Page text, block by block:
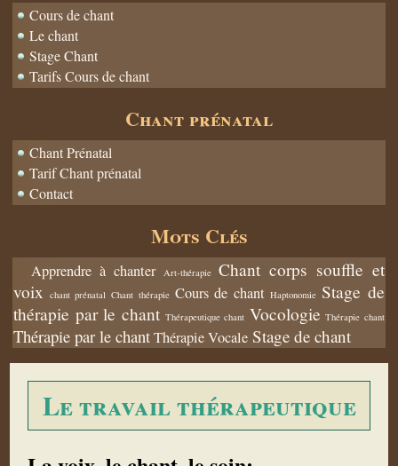
Cours de chant
Le chant
Stage Chant
Tarifs Cours de chant
Chant prénatal
Chant Prénatal
Tarif Chant prénatal
Contact
Mots Clés
Apprendre à chanter Art-thérapie
Chant corps souffle et
voix
chant prénatal Chant thérapie Cours de chant Haptonomie Stage de
thérapie par le chant Thérapeutique chant Vocologie Thérapie chant
Thérapie par le chant Thérapie Vocale Stage de chant
Le travail thérapeutique